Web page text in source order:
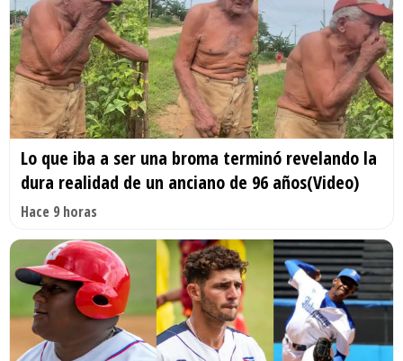
Lo que iba a ser una broma terminó revelando la
dura realidad de un anciano de 96 años(Video)
Hace 9 horas